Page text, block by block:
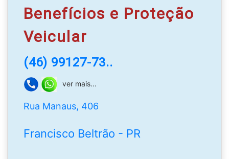
Autopeças em geral;
WhatsApp: (46) 99921-6368
Benefícios e Proteção
Veicular
(46) 99127-73..
ver mais...
Rua Manaus, 406
Francisco Beltrão - PR